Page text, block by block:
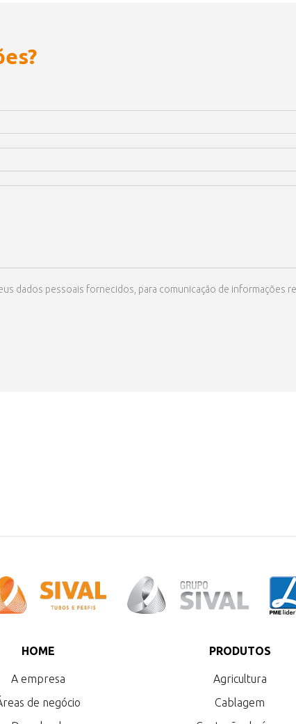
dados pessoais fornecidos, para comunicação de informações
HOME
A empresa
de negócio
PRODUTOS
Agricultura
Cablagem